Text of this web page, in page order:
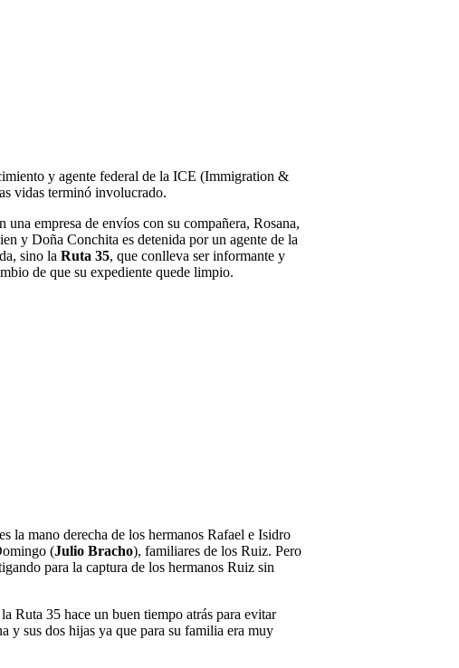
y agente federal de la ICE (Immigration &
vidas terminó involucrado.
una empresa de envíos con su compañera, Rosana,
y Doña Conchita es detenida por un agente de la
sino la Ruta 35, que conlleva ser informante y
de que su expediente quede limpio.
la mano derecha de los hermanos Rafael e Isidro
(Julio Bracho), familiares de los Ruiz. Pero
para la captura de los hermanos Ruiz sin
Ruta 35 hace un buen tiempo atrás para evitar
y sus dos hijas ya que para su familia era muy